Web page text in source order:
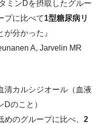
ミンDを摂取したグルー
プに比べて1型糖尿病リ
が分かった』
A, Jarvelin MR
清カルシジオール（血液
のこと）
のグループに比べ、 2